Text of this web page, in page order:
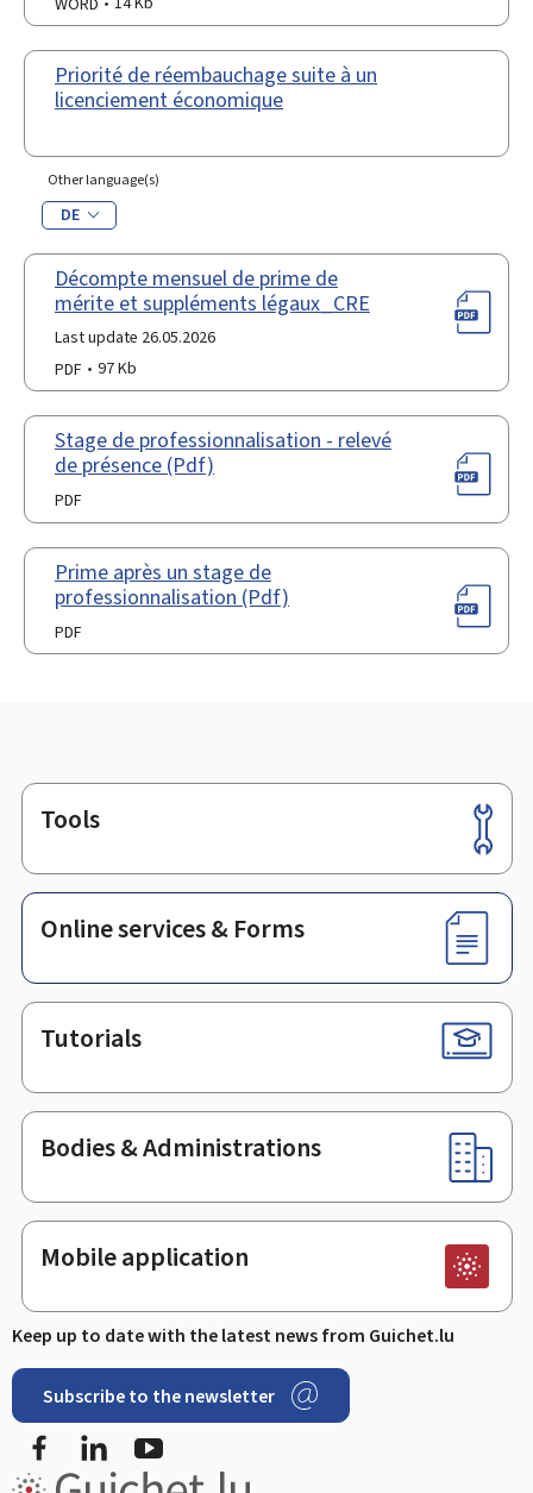
Priorité de réembauchage suite à un
licenciement économique
Other language(s)
DE
Décompte mensuel de prime de
mérite et suppléments légaux_CRE
Last update 26.05.2026
PDF
97 Kb
Stage de professionnalisation - relevé
de présence (Pdf)
PDF
Prime après un stage de
professionnalisation (Pdf)
PDF
Footer
Tools
Online services & Forms
Tutorials
Bodies & Administrations
Mobile application
Keep up to date with the latest news from Guichet.lu
Subscribe to the newsletter
FacebookLinkedIn